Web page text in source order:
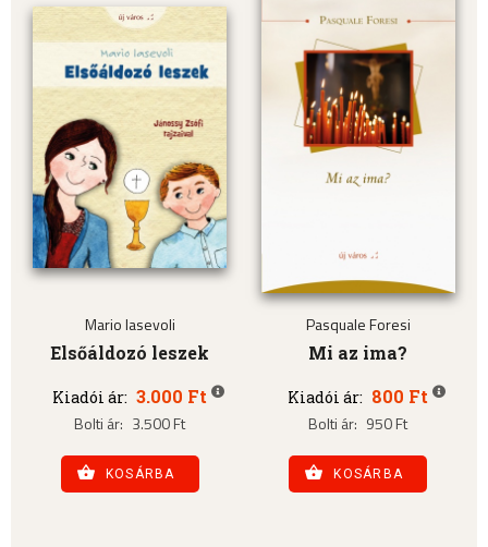
Mario Iasevoli
Elsőáldozó leszek
Kiadói ár: 3.000 Ft
Bolti ár: 3.500 Ft
KOSÁRBA
Pasquale Foresi
Mi az ima?
Kiadói ár: 800 Ft
Bolti ár: 950 Ft
KOSÁRBA